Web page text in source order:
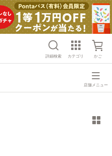
詳細検索 カテゴリ かご
店舗メニュー